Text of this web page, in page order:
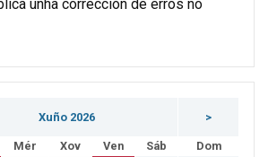
unha corrección de erros no
Xuño 2026 >
Mér Xov Ven Sáb
Dom